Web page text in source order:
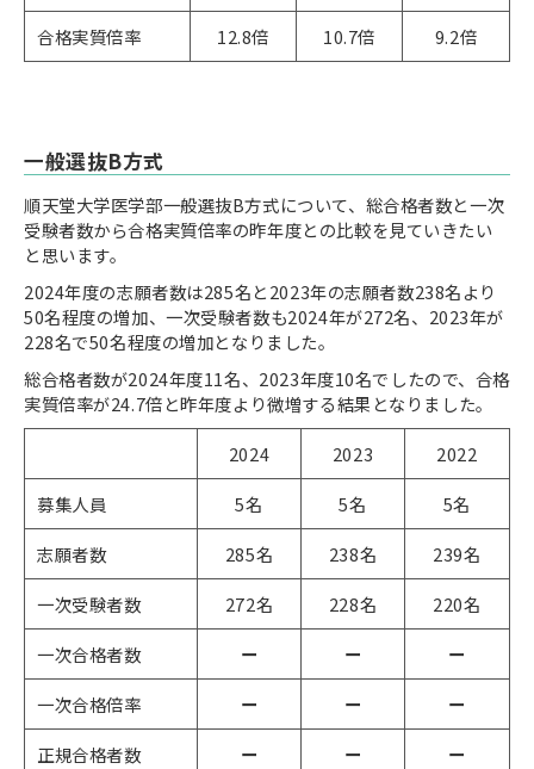
合格実質倍率
12.8倍 10.7倍 9.2倍
一般選抜B方式
順天堂大学医学部一般選抜B方式について、総合格者数と一次
受験者数から合格実質倍率の昨年度との比較を見ていきたい
と思います。
2024年度の志願者数は285名と2023年の志願者数238名より
50名程度の増加、一次受験者数も2024年が272名、2023年が
228名で50名程度の増加となりました。
総合格者数が2024年度11名、2023年度10名でしたので、合格
実質倍率が24.7倍と昨年度より微増する結果となりました。
2024
2023
2022
募集人員
5名 5名
5名
志願者数
285名 238名
239名
一次受験者数
272名 228名
220名
一次合格者数
ー ー
ー
一次合格倍率
ー ー
ー
正規合格者数
ー ー ー